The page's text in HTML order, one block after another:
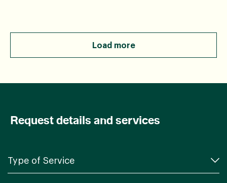
Load more
Request details and services